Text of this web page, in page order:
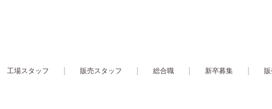
工場スタッフ 販売スタッフ 総合職 新卒募集